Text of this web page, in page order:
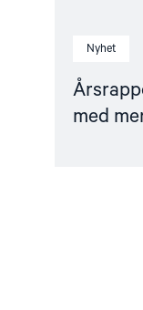
Nyhet
med